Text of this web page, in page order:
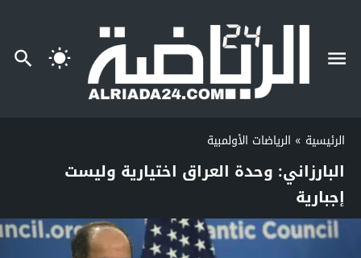
الرئيسية » الرياضات الأولمبية
البارزاني: وحدة العراق اختيارية وليست
إجبارية